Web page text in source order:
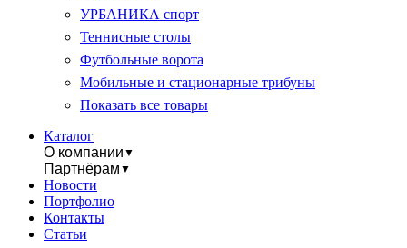
УРБАНИКА спорт
Теннисные столы
Футбольные ворота
Мобильные и стационарные трибуны
Показать все товары
Каталог
О компании ▼
Партнёрам ▼
Новости
Портфолио
Контакты
Статьи